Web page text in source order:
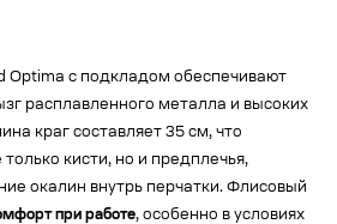
Optima с подкладом обеспечивают
расплавленного металла и высоких
краг составляет 35 см, что
кисти, но и предплечья,
окалин внутрь перчатки. Флисовый
при работе, особенно в условиях